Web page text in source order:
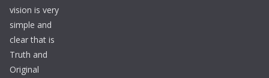
vision is very
simple and
clear that is
Truth and
Original